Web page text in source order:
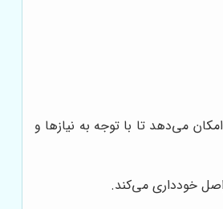
می‌دهد تا با توجه به نیازها و
خودداری می‌کند.